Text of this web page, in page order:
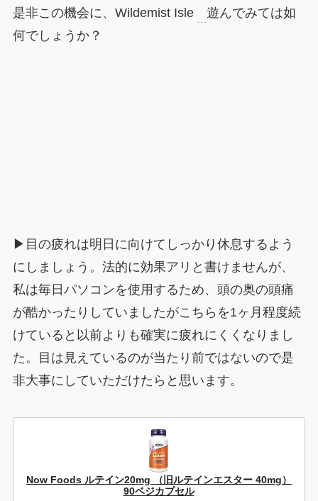
是非この機会に、Wildemist Isle
遊んでみては如
何でしょうか？
▶目の疲れは明日に向けてしっかり休息するよう
にしましょう。法的に効果アリと書けませんが、
私は毎日パソコンを使用するため、頭の奥の頭痛
が酷かったりしていましたがこちらを1ヶ月程度続
けていると以前よりも確実に疲れにくくなりまし
た。目は見えているのが当たり前ではないので是
非大事にしていただけたらと思います。
Now Foods ルテイン20mg （旧ルテインエスター 40mg）
90ベジカプセル